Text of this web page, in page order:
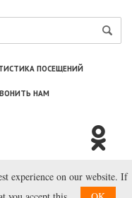
ПОСЕЩЕНИЙ
НАМ
2003—2026.
experience on our website. If